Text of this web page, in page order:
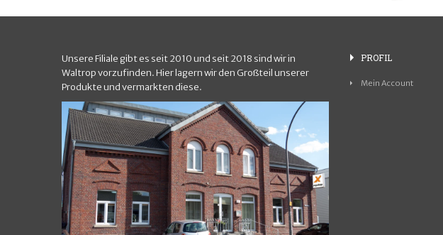
Unsere Filiale gibt es seit 2010 und seit 2018 sind wir in
Waltrop vorzufinden. Hier lagern wir den Großteil unserer
Produkte und vermarkten diese.
PROFIL
Mein Account